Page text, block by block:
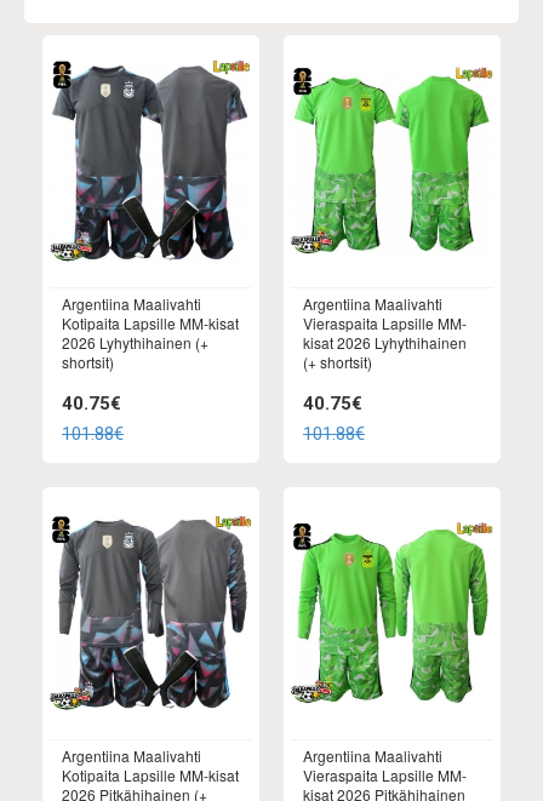
Argentiina Maalivahti
Kotipaita Lapsille MM-kisat
2026 Lyhythihainen (+
shortsit)
40.75€
101.88€
Argentiina Maalivahti
Vieraspaita Lapsille MM-
kisat 2026 Lyhythihainen
(+ shortsit)
40.75€
101.88€
Argentiina Maalivahti
Kotipaita Lapsille MM-kisat
2026 Pitkähihainen (+
Argentiina Maalivahti
Vieraspaita Lapsille MM-
kisat 2026 Pitkähihainen